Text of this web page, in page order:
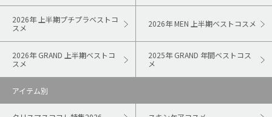
2026年 上半期プチプラベストコ
スメ
2026年 MEN 上半期ベストコスメ
2026年 GRAND 上半期ベストコ
スメ
2025年 GRAND 年間ベストコス
メ
アイテム別